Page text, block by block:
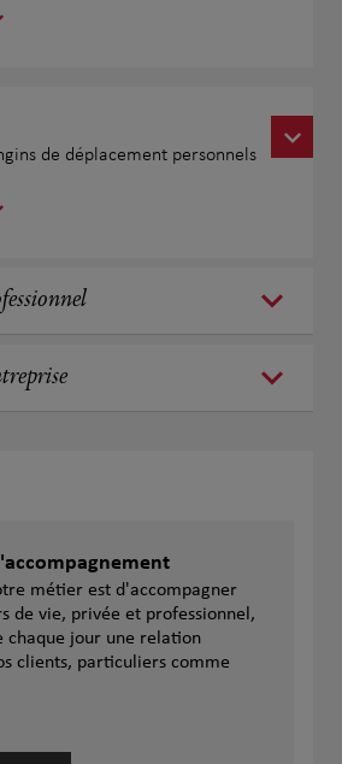
de déplacement personnels
métier est d'accompagner
de vie, privée et professionnel,
chaque jour une relation
clients, particuliers comme